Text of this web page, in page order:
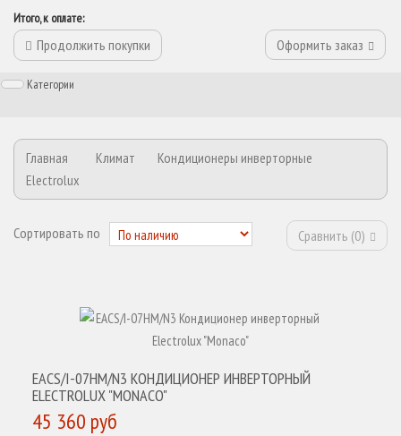
Итого, к оплате:
Продолжить покупки Оформить заказ
Категории
Главная Климат
Кондиционеры инверторные
Electrolux
Сортировать по Сравнить (0)
EACS/I-07HM/N3 КОНДИЦИОНЕР ИНВЕРТОРНЫЙ
ELECTROLUX "MONACO"
45 360 руб